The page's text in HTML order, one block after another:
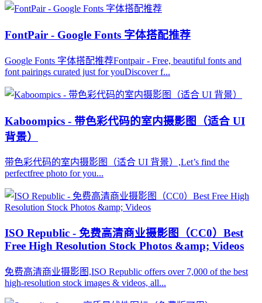
FontPair - Google Fonts 字体搭配推荐
Google Fonts 字体搭配推荐Fontpair - Free, beautiful fonts and
font pairings curated just for youDiscover f...
Kaboompics - 带色彩代码的室内摄影图（适合 UI
背景）
带色彩代码的室内摄影图（适合 UI 背景）,Let’s find the
perfectfree photo for you...
ISO Republic - 免费高清商业摄影图（CC0）Best
Free High Resolution Stock Photos &amp; Videos
免费高清商业摄影图,ISO Republic offers over 7,000 of the best
high-resolution stock images & videos, all...